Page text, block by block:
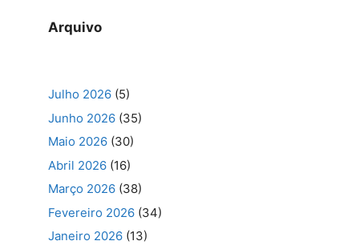
Arquivo
Julho 2026 (5)
Junho 2026 (35)
Maio 2026 (30)
Abril 2026 (16)
Março 2026 (38)
Fevereiro 2026 (34)
Janeiro 2026 (13)